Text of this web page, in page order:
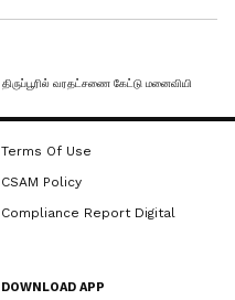
Terms Of Use
CSAM Policy
Compliance Report Digital
DOWNLOAD APP